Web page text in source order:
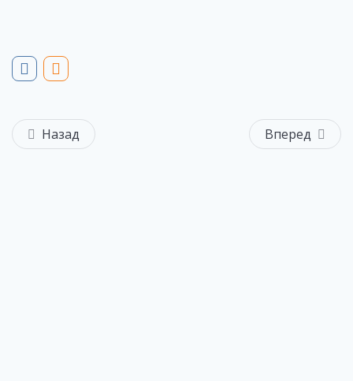
Назад Вперед